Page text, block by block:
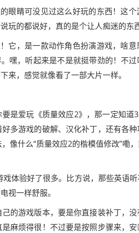
眼睛可没见过这么好玩的东西！这
玩的都说好，真的是个让人痴迷的东
它，是一款动作角色扮演游戏，啥
嘿，听起来是不是就挺带劲的！不
来，感觉就像看了一部大片一样。
是爱玩《质量效应2》，那一定知
多游戏的破解、汉化补丁，还有各
像什么“质量效应2的楷模值修改”嘞
体验好了很多。比方说，那些英语听
视一样舒服。
的游戏版本，要是你直接装补丁，
麻烦得很！不过要是按照步骤来，